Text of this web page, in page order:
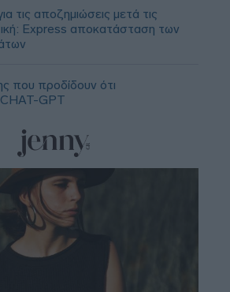
τις αποζημιώσεις μετά τις
Express αποκατάσταση των
που προδίδουν ότι
CHAT-GPT